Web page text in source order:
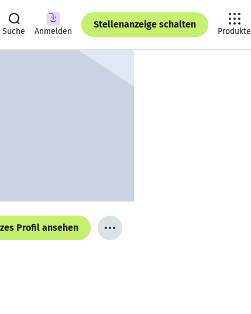
Suche Anmelden
Stellenanzeige schalten
Produkte
Profil ansehen